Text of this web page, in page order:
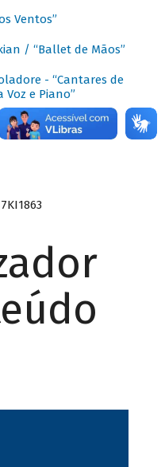
Ventos”
/ “Ballet de Mãos”
- “Cantares de
Voz e Piano”